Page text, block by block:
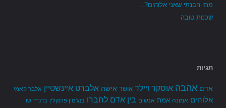
מתי הבנתי שאני אלוהים?...
שכנות טובה
תגיות
אדם אהבה אוסקר ויילד אושר אישה אלברט איינשטיין אלבר קאמי
אלוהים אמונה אמת אנשים בין אדם לחברו בנג'מין פרנקלין ברנרד שו